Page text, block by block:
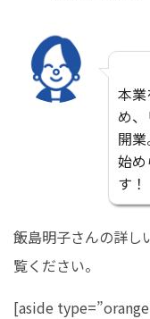
本
め
開
始
す！
飯島明子さんの詳し
覧ください。
[aside